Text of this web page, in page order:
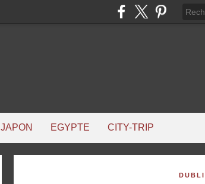
JAPON EGYPTE CITY-TRIP